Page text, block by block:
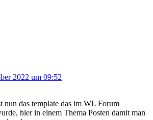
2022 um 09:52
nun das template das im WL Forum
hier in einem Thema Posten damit man